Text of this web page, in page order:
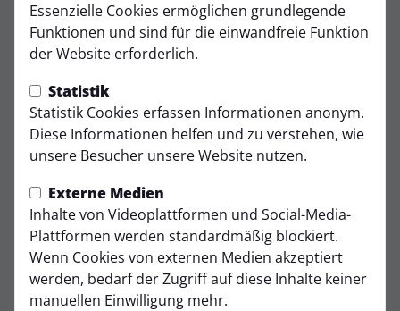
Essenzielle Cookies ermöglichen grundlegende
Funktionen und sind für die einwandfreie Funktion
der Website erforderlich.
Statistik
Statistik Cookies erfassen Informationen anonym.
Diese Informationen helfen und zu verstehen, wie
unsere Besucher unsere Website nutzen.
Externe Medien
Inhalte von Videoplattformen und Social-Media-
Plattformen werden standardmäßig blockiert.
Wenn Cookies von externen Medien akzeptiert
werden, bedarf der Zugriff auf diese Inhalte keiner
manuellen Einwilligung mehr.
Topspiel der U15: Der
VfR empfängt die SG
Frechen
Am kommendenSamstag um 14 Uhrkommt es auf
dem heimischen Platz des VfR Stommelnzu einem
echten Spitzenspiel in der U15-Kreisliga: Der
Tabellenführer empfängt den punktgleichen Zweiten,
dieU15 der SG Frechen. Beide Teams stehen aktuell
unangefochten an der Spitze der Tabelle und liefern
sich ein enges Kopf-an-Kopf-Rennen um denAufstieg
in die Leistungsstaffel.